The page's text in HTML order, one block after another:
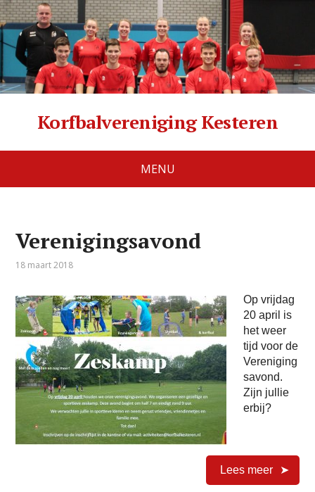
Korfbalvereniging Kesteren
MENU
Verenigingsavond
18 maart 2018
Op vrijdag
20 april is
het weer
tijd voor de
Vereniging
savond.
Zijn jullie
erbij?
Lees meer